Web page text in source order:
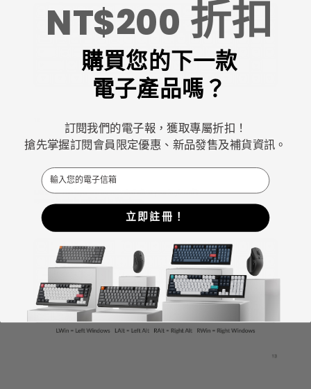
NT$200 折扣
購買您的下一款
電子產品嗎？
訂閱我們的電子報，獲取專屬折扣！
搶先掌握訂閱會員限定優惠、新品發售及補貨資訊。
Email
立即註冊！